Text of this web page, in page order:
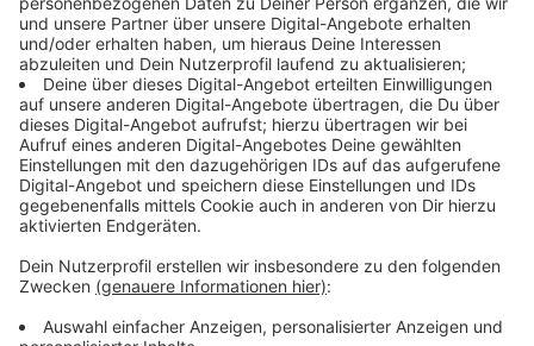
aushalten kann als vor den Impfungen, da diese sehr
gut vor schweren Krankheitsverläufen schützen. Auch
hier in Düsseldorf gehen die Corona-Zahlen weiter
nach oben. Einen neuen Höchststand bei der Corona-
Inzidenz gibt es bei uns aber nicht. Der Wert liegt
heute bei 144,2; Ende August hatten Stadt und
Robert-Koch-Institut einen Wert von 167,6 gemeldet.
Das sind weitere Zahlen: Heute gibt es 129
Neuinfektionen; seit Beginn der Pandemie im März
vergangenen Jahres haben sich nachweislich 35.081
Menschen angesteckt. Neue Todesfälle gibt es in